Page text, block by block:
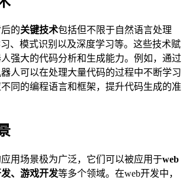
的关键技术包括但不限于自然语言处理
习、模式识别以及深度学习等。这些技术赋
强大的代码分析和生成能力。例如，通过
人可以在处理大量代码的过程中不断学习
同的编程语言和框架，提升代码生成的准
用场景极为广泛，它们可以被应用于web
、游戏开发等多个领域。在web开发中，